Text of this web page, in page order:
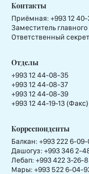
Контакты
Приёмная: +993 12
Заместитель
Ответственный
Отделы
+993 12 44-08-35
+993 12 44-08-37
+993 12 44-08-39
+993 12 44-19-13 (Факс)
Корреспонденты
Балкан: +993 222 6-09-
Дашогуз: +993 346 2-
Лебап: +993 422 3-26-
Мары: +993 522 6-04-